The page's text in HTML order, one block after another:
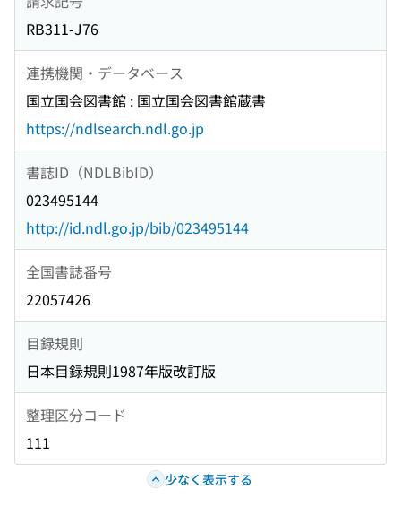
RB311-J76
連携機関・データベース
国立国会図書館 : 国立国会図書館蔵書
https://ndlsearch.ndl.go.jp
書誌ID（NDLBibID）
023495144
http://id.ndl.go.jp/bib/023495144
全国書誌番号
22057426
目録規則
日本目録規則1987年版改訂版
整理区分コード
111
少なく表示する